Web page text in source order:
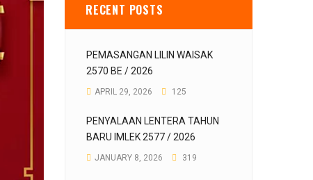
RECENT POSTS
PEMASANGAN LILIN WAISAK
2570 BE / 2026
APRIL 29, 2026 125
PENYALAAN LENTERA TAHUN
BARU IMLEK 2577 / 2026
JANUARY 8, 2026 319